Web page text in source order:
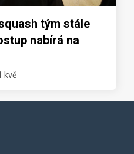
tým stále
nabírá na
kvě